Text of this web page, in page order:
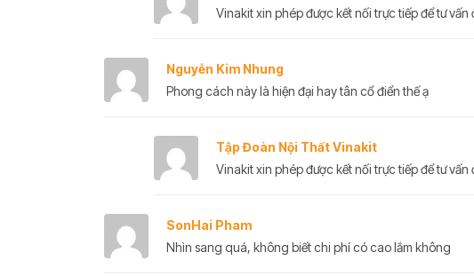
Vinakit xin phép được kết nối trực tiếp để tư vấn
Nguyễn Kim Nhung
Phong cách này là hiện đại hay tân cổ điển thế ạ
Tập Đoàn Nội Thất Vinakit
Vinakit xin phép được kết nối trực tiếp để tư vấn
SonHai Pham
Nhìn sang quá, không biết chi phí có cao lắm không